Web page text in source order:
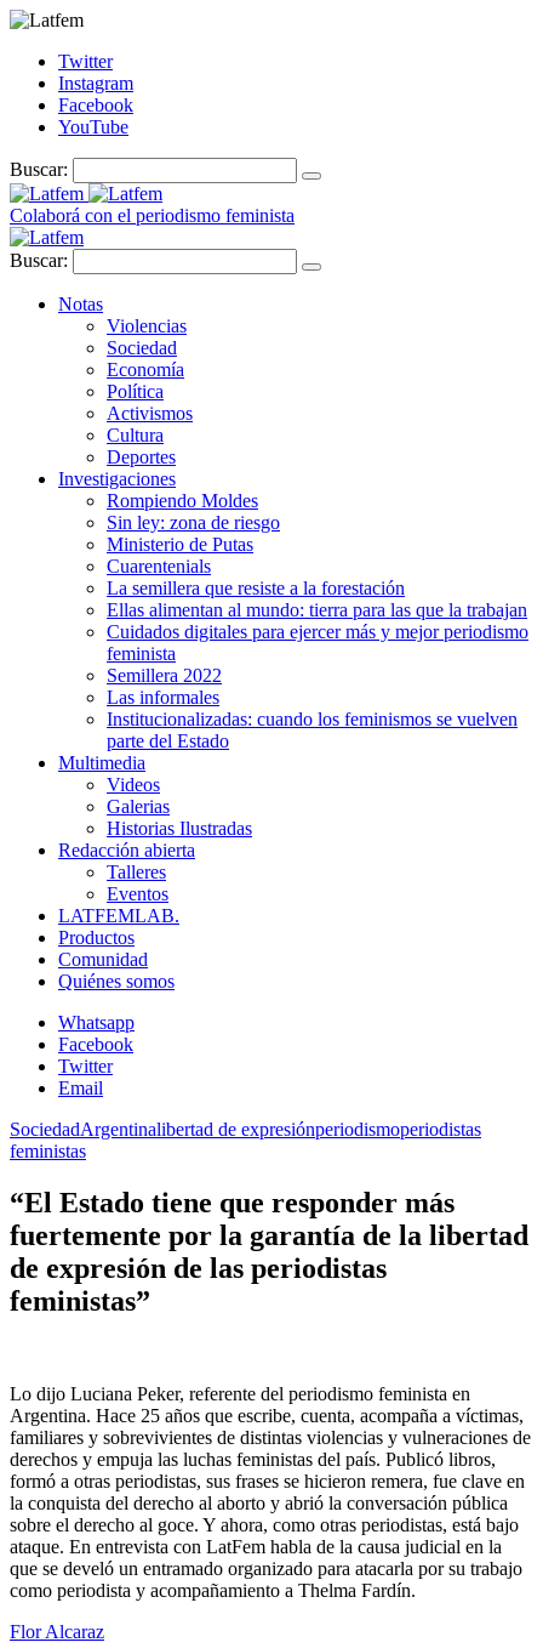
Twitter
Instagram
Facebook
YouTube
Buscar:
Colaborá con el periodismo feminista
Buscar:
Notas
Violencias
Sociedad
Economía
Política
Activismos
Cultura
Deportes
Investigaciones
Rompiendo Moldes
Sin ley: zona de riesgo
Ministerio de Putas
Cuarentenials
La semillera que resiste a la forestación
Ellas alimentan al mundo: tierra para las que la trabajan
Cuidados digitales para ejercer más y mejor periodismo
feminista
Semillera 2022
Las informales
Institucionalizadas: cuando los feminismos se vuelven
parte del Estado
Multimedia
Videos
Galerias
Historias Ilustradas
Redacción abierta
Talleres
Eventos
LATFEMLAB.
Productos
Comunidad
Quiénes somos
Whatsapp
Facebook
Twitter
Email
SociedadArgentinalibertad de expresiónperiodismoperiodistas
feministas
“El Estado tiene que responder más
fuertemente por la garantía de la libertad
de expresión de las periodistas
feministas”
Lo dijo Luciana Peker, referente del periodismo feminista en
Argentina. Hace 25 años que escribe, cuenta, acompaña a víctimas,
familiares y sobrevivientes de distintas violencias y vulneraciones de
derechos y empuja las luchas feministas del país. Publicó libros,
formó a otras periodistas, sus frases se hicieron remera, fue clave en
la conquista del derecho al aborto y abrió la conversación pública
sobre el derecho al goce. Y ahora, como otras periodistas, está bajo
ataque. En entrevista con LatFem habla de la causa judicial en la
que se develó un entramado organizado para atacarla por su trabajo
como periodista y acompañamiento a Thelma Fardín.
Flor Alcaraz